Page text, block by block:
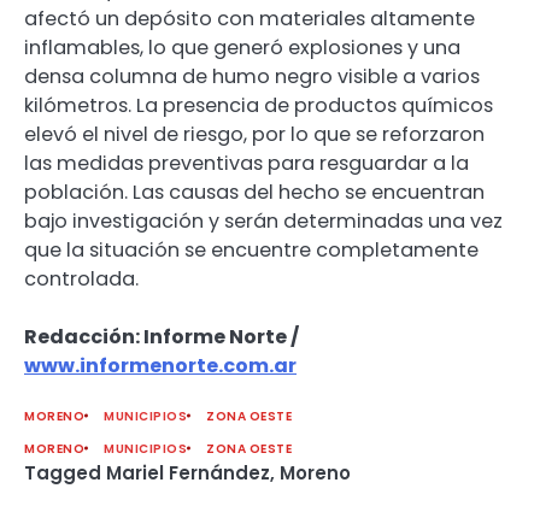
afectó un depósito con materiales altamente
inflamables, lo que generó explosiones y una
densa columna de humo negro visible a varios
kilómetros. La presencia de productos químicos
elevó el nivel de riesgo, por lo que se reforzaron
las medidas preventivas para resguardar a la
población. Las causas del hecho se encuentran
bajo investigación y serán determinadas una vez
que la situación se encuentre completamente
controlada.
Redacción: Informe Norte /
www.informenorte.com.ar
MORENO MUNICIPIOS
ZONA OESTE
MORENO
MUNICIPIOS ZONA OESTE
Tagged Mariel Fernández, Moreno